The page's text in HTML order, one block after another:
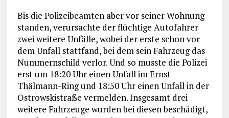
Bis die Polizeibeamten aber vor seiner Wohnung
standen, verursachte der flüchtige Autofahrer
zwei weitere Unfälle, wobei der erste schon vor
dem Unfall stattfand, bei dem sein Fahrzeug das
Nummernschild verlor. Und so musste die Polizei
erst um 18:20 Uhr einen Unfall im Ernst-
Thälmann-Ring und 18:50 Uhr einen Unfall in der
Ostrowskistraße vermelden. Insgesamt drei
weitere Fahrzeuge wurden bei diesen beschädigt,